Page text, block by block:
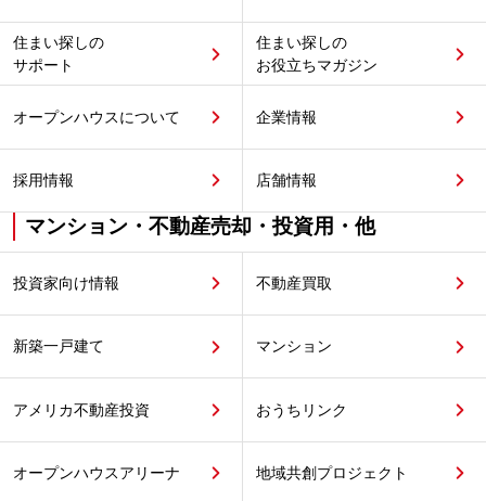
住まい探しの
サポート
住まい探しの
お役立ちマガジン
オープンハウスについて 企業情報
採用情報 店舗情報
マンション・不動産売却・投資用・他
投資家向け情報 不動産買取
新築一戸建て マンション
アメリカ不動産投資 おうちリンク
オープンハウスアリーナ 地域共創プロジェクト